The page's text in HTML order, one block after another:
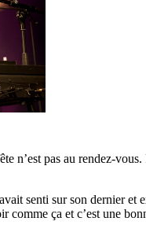
n’est pas au rendez-
senti sur son dernier et
comme ça et c’est une